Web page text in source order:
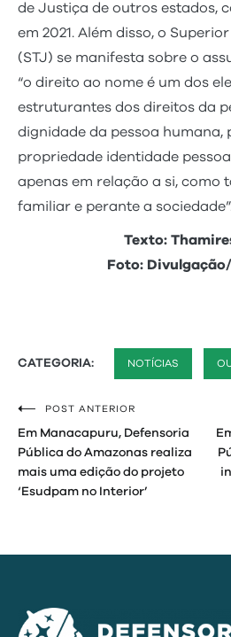
de Justiça de outros estados,
em 2021. Além disso, o
(STJ) se manifesta sobre o
“o direito ao nome é um dos
estruturantes dos direitos da
dignidade da pessoa humana,
propriedade identidade
apenas em relação a si, como
familiar e perante a sociedade”.
Texto:
Foto:
CATEGORIA: NOTÍCIAS
Navegação
de
Post
POST ANTERIOR
Em Manacapuru, Defensoria
Pública do Amazonas realiza
mais uma edição do projeto
‘Esudpam no Interior’